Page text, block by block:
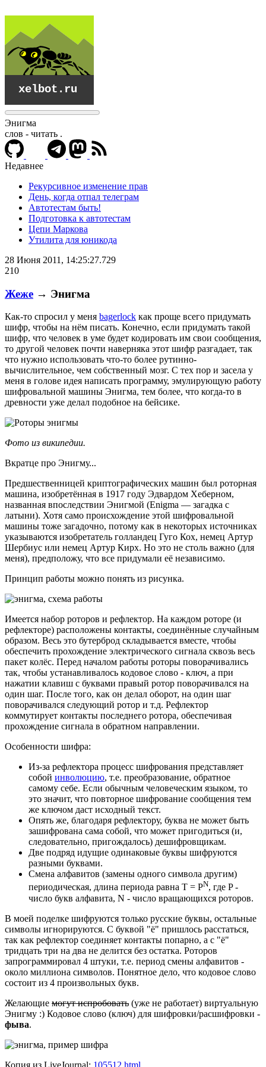
xelbot.ru
Энигма
слов - читать .
Недавнее
Рекурсивное изменение прав
День, когда отпал телеграм
Автотестам быть!
Подготовка к автотестам
Цепи Маркова
Утилита для юникода
28 Июня 2011, 14:25:27.729
210
Жеже → Энигма
Как-то спросил у меня bagerlock как проще всего придумать
шифр, чтобы на нём писать. Конечно, если придумать такой
шифр, что человек в уме будет кодировать им свои сообщения,
то другой человек почти наверняка этот шифр разгадает, так
что нужно использовать что-то более рутинно-
вычислительное, чем собственный мозг. С тех пор и засела у
меня в голове идея написать программу, эмулирующую работу
шифровальной машины Энигма, тем более, что когда-то в
древности уже делал подобное на бейсике.
Фото из википедии.
Вкратце про Энигму...
Предшественницей криптографических машин был роторная
машина, изобретённая в 1917 году Эдвардом Хеберном,
названная впоследствии Энигмой (Enigma — загадка с
латыни). Хотя само происхождение этой шифровальной
машины тоже загадочно, потому как в некоторых источниках
указываются изобретатель голландец Гуго Кох, немец Артур
Шербиус или немец Артур Кирх. Но это не столь важно (для
меня), предположу, что все придумали её независимо.
Принцип работы можно понять из рисунка.
Имеется набор роторов и рефлектор. На каждом роторе (и
рефлекторе) расположены контакты, соединённые случайным
образом. Весь это бутерброд складывается вместе, чтобы
обеспечить прохождение электрического сигнала сквозь весь
пакет колёс. Перед началом работы роторы поворачивались
так, чтобы устанавливалось кодовое слово - ключ, а при
нажатии клавиш с буквами правый ротор поворачивался на
один шаг. После того, как он делал оборот, на один шаг
поворачивался следующий ротор и т.д. Рефлектор
коммутирует контакты последнего ротора, обеспечивая
прохождение сигнала в обратном направлении.
Особенности шифра:
Из-за рефлектора процесс шифрования представляет
собой инволюцию, т.е. преобразование, обратное
самому себе. Если обычным человеческим языком, то
это значит, что повторное шифрование сообщения тем
же ключом даст исходный текст.
Опять же, благодаря рефлектору, буква не может быть
зашифрована сама собой, что может пригодиться (и,
следовательно, пригождалось) дешифровщикам.
Две подряд идущие одинаковые буквы шифруются
разными буквами.
Смена алфавитов (замены одного символа другим)
периодическая, длина периода равна T = PN, где P -
число букв алфавита, N - число вращающихся роторов.
В моей поделке шифруются только русские буквы, остальные
символы игнорируются. С буквой "ё" пришлось расстаться,
так как рефлектор соединяет контакты попарно, а с "ё"
тридцать три на два не делится без остатка. Роторов
запрограммировал 4 штуки, т.е. период смены алфавитов -
около миллиона символов. Понятное дело, что кодовое слово
состоит из 4 произвольных букв.
Желающие могут испробовать (уже не работает) виртуальную
Энигму :) Кодовое слово (ключ) для шифровки/расшифровки -
фыва.
Копия из LiveJournal: 105512.html